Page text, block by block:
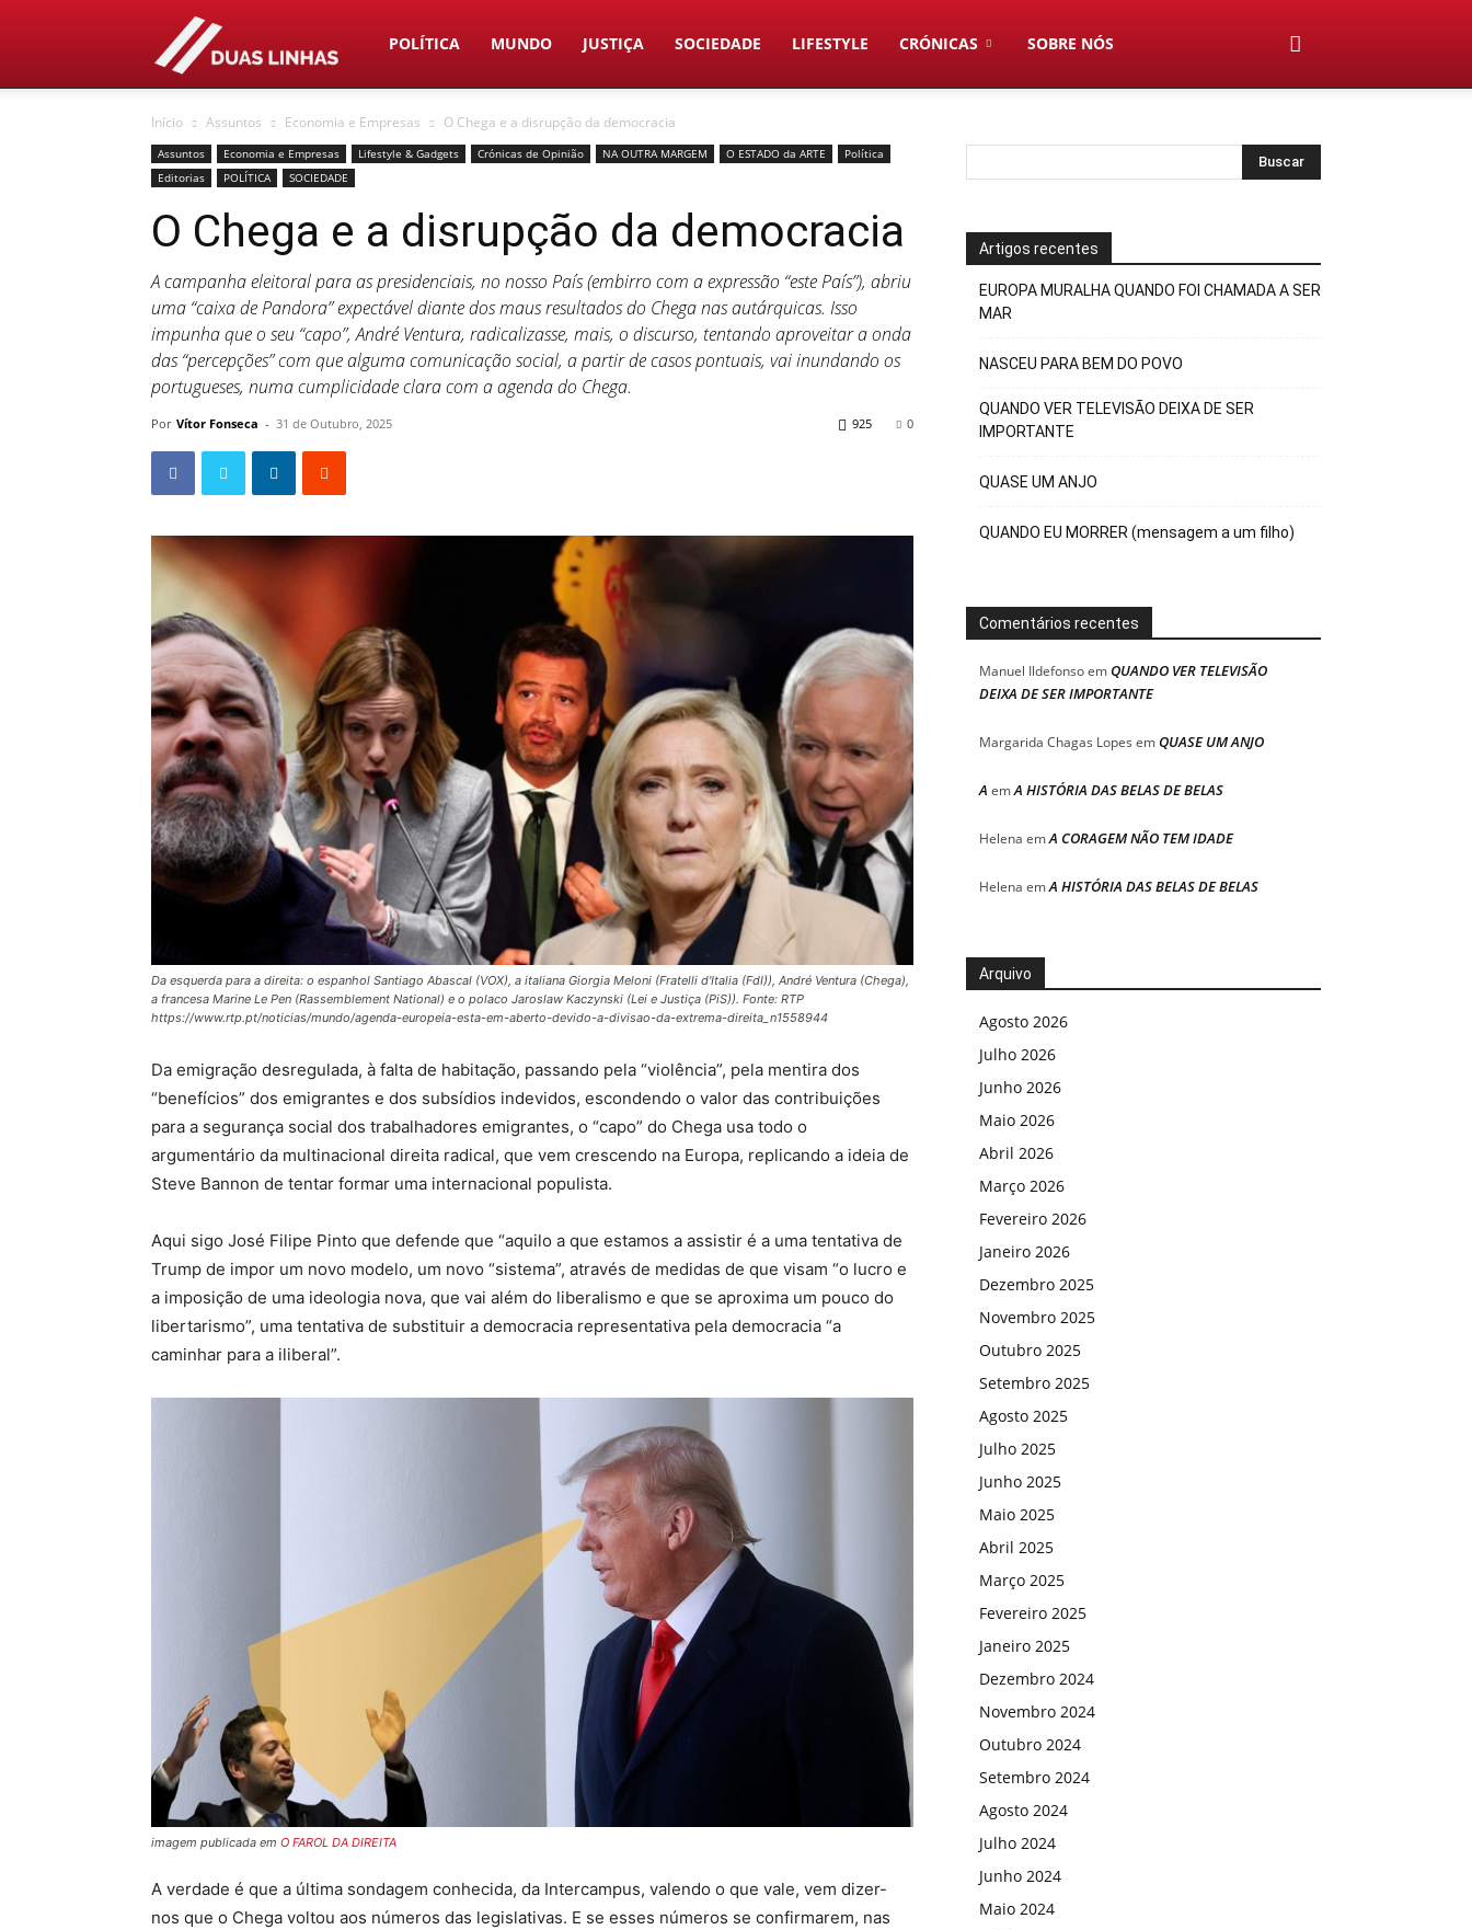
Duas
Linhas
POLÍTICA MUNDO JUSTIÇA SOCIEDADE LIFESTYLE CRÓNICAS SOBRE NÓS
Início Assuntos Economia e Empresas O Chega e a disrupção da democracia
Assuntos Economia e Empresas Lifestyle & Gadgets Crónicas de Opinião NA OUTRA MARGEM O ESTADO da ARTE
Política
Editorias
POLÍTICA SOCIEDADE
O Chega e a disrupção da democracia
A campanha eleitoral para as presidenciais, no nosso País (embirro com a expressão “este País”), abriu
uma “caixa de Pandora” expectável diante dos maus resultados do Chega nas autárquicas. Isso
impunha que o seu “capo”, André Ventura, radicalizasse, mais, o discurso, tentando aproveitar a onda
das “percepções” com que alguma comunicação social, a partir de casos pontuais, vai inundando os
portugueses, numa cumplicidade clara com a agenda do Chega.
Por Vítor Fonseca - 31 de Outubro, 2025 0
925
Da esquerda para a direita: o espanhol Santiago Abascal (VOX), a italiana Giorgia Meloni (Fratelli d'Italia (FdI)), André Ventura (Chega),
a francesa Marine Le Pen (Rassemblement National) e o polaco Jaroslaw Kaczynski (Lei e Justiça (PiS)). Fonte: RTP
https://www.rtp.pt/noticias/mundo/agenda-europeia-esta-em-aberto-devido-a-divisao-da-extrema-direita_n1558944
Da emigração desregulada, à falta de habitação, passando pela “violência”, pela mentira dos
“benefícios” dos emigrantes e dos subsídios indevidos, escondendo o valor das contribuições
para a segurança social dos trabalhadores emigrantes, o “capo” do Chega usa todo o
argumentário da multinacional direita radical, que vem crescendo na Europa, replicando a ideia de
Steve Bannon de tentar formar uma internacional populista.
Aqui sigo José Filipe Pinto que defende que “aquilo a que estamos a assistir é a uma tentativa de
Trump de impor um novo modelo, um novo “sistema”, através de medidas de que visam “o lucro e
a imposição de uma ideologia nova, que vai além do liberalismo e que se aproxima um pouco do
libertarismo”, uma tentativa de substituir a democracia representativa pela democracia “a
caminhar para a iliberal”.
imagem publicada em O FAROL DA DIREITA
A verdade é que a última sondagem conhecida, da Intercampus, valendo o que vale, vem dizer-
nos que o Chega voltou aos números das legislativas. E se esses números se confirmarem, nas
Artigos recentes
EUROPA MURALHA QUANDO FOI CHAMADA A SER
MAR
NASCEU PARA BEM DO POVO
QUANDO VER TELEVISÃO DEIXA DE SER
IMPORTANTE
QUASE UM ANJO
QUANDO EU MORRER (mensagem a um filho)
Comentários recentes
Manuel IldefonsoemQUANDO VER TELEVISÃO
DEIXA DE SER IMPORTANTE
Margarida Chagas Lopes emQUASE UM ANJO
A emA HISTÓRIA DAS BELAS DE BELAS
Helena emA CORAGEM NÃO TEM IDADE
Helena emA HISTÓRIA DAS BELAS DE BELAS
Arquivo
Agosto 2026
Julho 2026
Junho 2026
Maio 2026
Abril 2026
Março 2026
Fevereiro 2026
Janeiro 2026
Dezembro 2025
Novembro 2025
Outubro 2025
Setembro 2025
Agosto 2025
Julho 2025
Junho 2025
Maio 2025
Abril 2025
Março 2025
Fevereiro 2025
Janeiro 2025
Dezembro 2024
Novembro 2024
Outubro 2024
Setembro 2024
Agosto 2024
Julho 2024
Junho 2024
Maio 2024